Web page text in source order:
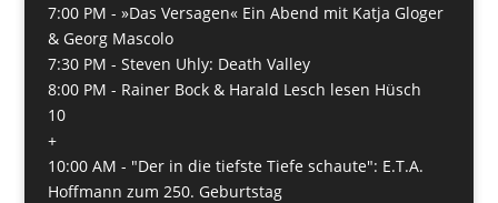
7:00 PM - »Das Versagen« Ein Abend mit Katja Gloger
& Georg Mascolo
7:30 PM - Steven Uhly: Death Valley
8:00 PM - Rainer Bock & Harald Lesch lesen Hüsch
10
+
10:00 AM - "Der in die tiefste Tiefe schaute": E.T.A.
Hoffmann zum 250. Geburtstag